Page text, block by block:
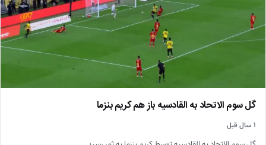
گل سوم الاتحاد به القادسیه باز هم کریم بنزما
۱ سال قبل